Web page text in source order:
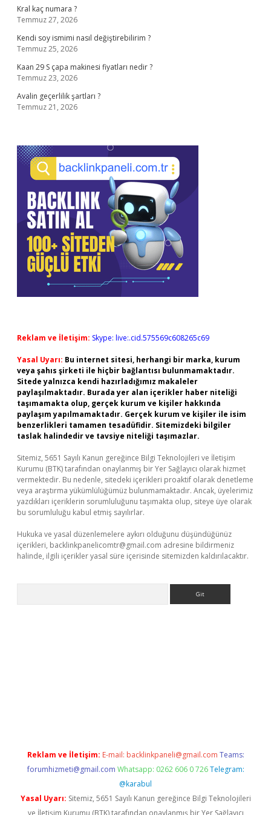
Kral kaç numara ?
Temmuz 27, 2026
Kendi soy ismimi nasıl değiştirebilirim ?
Temmuz 25, 2026
Kaan 29 S çapa makinesi fiyatları nedir ?
Temmuz 23, 2026
Avalin geçerlilik şartları ?
Temmuz 21, 2026
Reklam ve İletişim: Skype: live:.cid.575569c608265c69
Yasal Uyarı: Bu internet sitesi, herhangi bir marka, kurum
veya şahıs şirketi ile hiçbir bağlantısı bulunmamaktadır.
Sitede yalnızca kendi hazırladığımız makaleler
paylaşılmaktadır. Burada yer alan içerikler haber niteliği
taşımamakta olup, gerçek kurum ve kişiler hakkında
paylaşım yapılmamaktadır. Gerçek kurum ve kişiler ile isim
benzerlikleri tamamen tesadüfidir. Sitemizdeki bilgiler
taslak halindedir ve tavsiye niteliği taşımazlar.
Sitemiz, 5651 Sayılı Kanun gereğince Bilgi Teknolojileri ve İletişim
Kurumu (BTK) tarafından onaylanmış bir Yer Sağlayıcı olarak hizmet
vermektedir. Bu nedenle, sitedeki içerikleri proaktif olarak denetleme
veya araştırma yükümlülüğümüz bulunmamaktadır. Ancak, üyelerimiz
yazdıkları içeriklerin sorumluluğunu taşımakta olup, siteye üye olarak
bu sorumluluğu kabul etmiş sayılırlar.
Hukuka ve yasal düzenlemelere aykırı olduğunu düşündüğünüz
içerikleri, backlinkpanelicomtr@gmail.com adresine bildirmeniz
halinde, ilgili içerikler yasal süre içerisinde sitemizden kaldırılacaktır.
Reklam ve İletişim: E-mail: backlinkpaneli@gmail.com Teams:
forumhizmeti@gmail.com Whatsapp: 0262 606 0 726 Telegram:
@karabul
Yasal Uyarı: Sitemiz, 5651 Sayılı Kanun gereğince Bilgi Teknolojileri
ve İletişim Kurumu (BTK) tarafından onaylanmış bir Yer Sağlayıcı